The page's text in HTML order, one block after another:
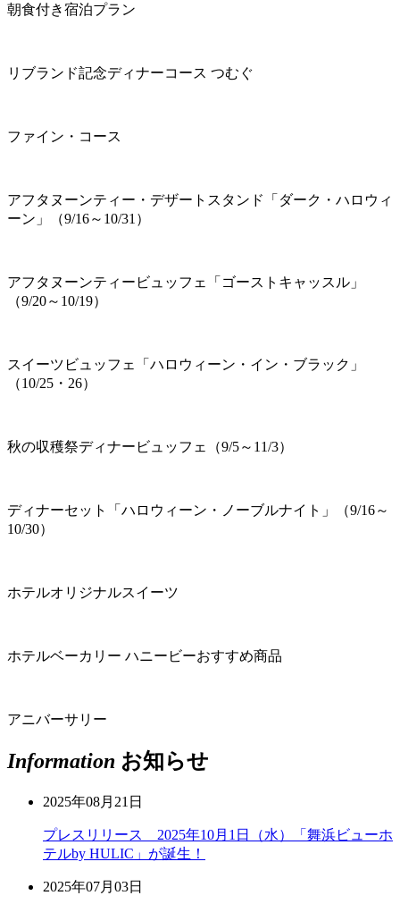
朝食付き宿泊プラン
リブランド記念ディナーコース つむぐ
ファイン・コース
アフタヌーンティー・デザートスタンド「ダーク・ハロウィ
ーン」（9/16～10/31）
アフタヌーンティービュッフェ「ゴーストキャッスル」
（9/20～10/19）
スイーツビュッフェ「ハロウィーン・イン・ブラック」
（10/25・26）
秋の収穫祭ディナービュッフェ（9/5～11/3）
ディナーセット「ハロウィーン・ノーブルナイト」（9/16～
10/30）
ホテルオリジナルスイーツ
ホテルベーカリー ハニービーおすすめ商品
アニバーサリー
Information お知らせ
2025年08月21日
プレスリリース 2025年10月1日（水）「舞浜ビューホ
テルby HULIC」が誕生！
2025年07月03日